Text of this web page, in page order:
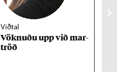
Viðtal
Vökn­uðu upp við mar­
tröð